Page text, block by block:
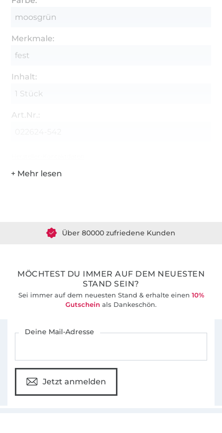
moosgrün
Merkmale:
fest
Inhalt:
1 Stück
Art.Nr.:
Über 80000 zufriedene Kunden
MÖCHTEST DU IMMER AUF DEM NEUESTEN
STAND SEIN?
Sei immer auf dem neuesten Stand & erhalte einen 10%
Gutschein als Dankeschön.
Deine Mail-Adresse
Jetzt anmelden